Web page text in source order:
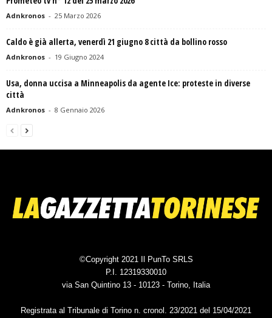
Adnkronos - 25 Marzo 2026
Caldo è già allerta, venerdì 21 giugno 8 città da bollino rosso
Adnkronos - 19 Giugno 2024
Usa, donna uccisa a Minneapolis da agente Ice: proteste in diverse
città
Adnkronos - 8 Gennaio 2026
©Copyright 2021 Il PunTo SRLS
P.I. 12319330010
via San Quintino 13 - 10123 - Torino, Italia
Registrata al Tribunale di Torino n. cronol. 23/2021 del 15/04/2021